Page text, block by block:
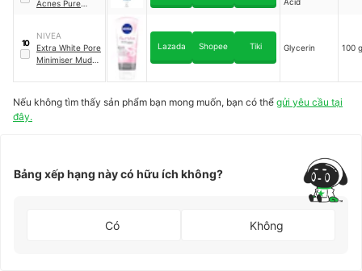
Acnes Pure
10
NIVEA
Extra White Pore
Minimiser Mud
Lazada Shopee Tiki Glycerin 100 g
Nếu không tìm thấy sản phẩm bạn mong muốn, bạn có thể gửi yêu cầu tại
đây.
Bảng xếp hạng này có hữu ích không?
Có Không